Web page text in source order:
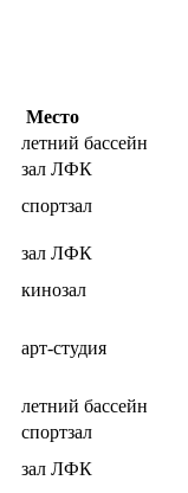
Место
летний бассейн
зал ЛФК
спортзал
зал ЛФК
кинозал
арт-студия
летний бассейн
спортзал
зал ЛФК